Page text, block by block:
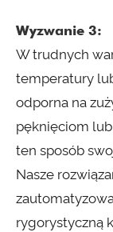
Wyzwanie 3:
W trudnych
temperatury
odporna na
pęknięciom
ten sposób
Nasze
rygorystyczną